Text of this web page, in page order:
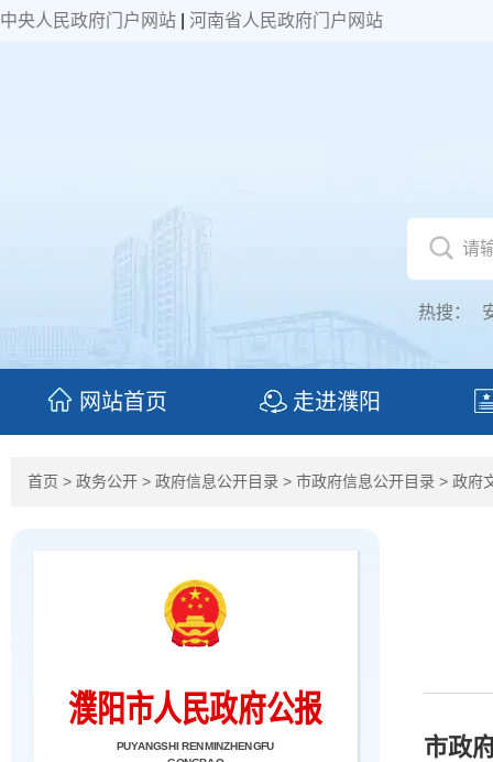
中央人民政府门户网站 河南省人民政府门户网站
热搜：
网站首页 走进濮阳
首页 > 政务公开 > 政府信息公开目录 > 市政府信息公开目录 > 政府
市政